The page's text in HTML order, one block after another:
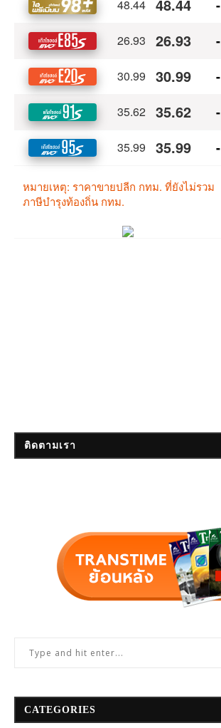
ติดตามเรา
CATEGORIES